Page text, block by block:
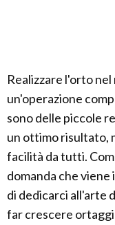
Realizzare l'orto
un'operazione
sono delle piccole
un ottimo risultato,
facilità da tutti.
domanda che
di dedicarci all'arte
far crescere